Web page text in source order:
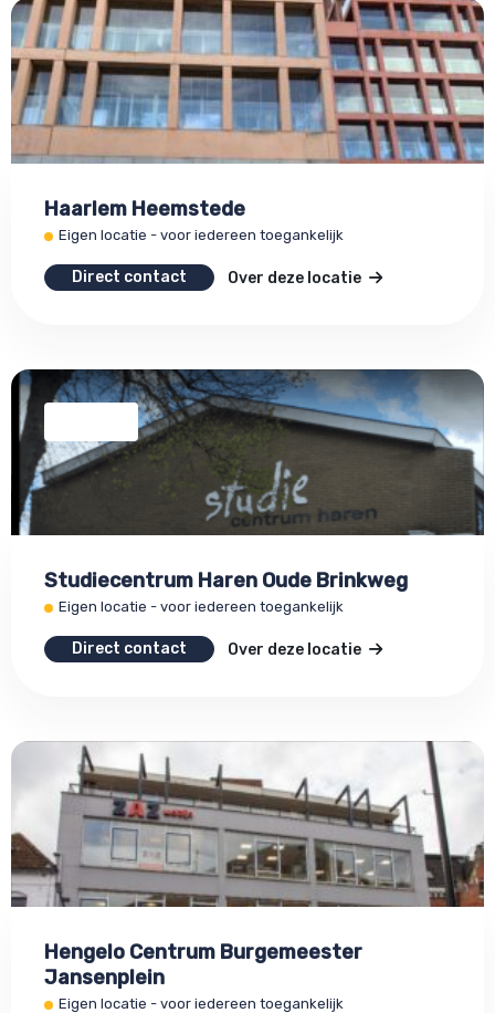
Haarlem Heemstede
Eigen locatie - voor iedereen toegankelijk
Direct contact Over deze locatie
Studiecentrum Haren Oude Brinkweg
Eigen locatie - voor iedereen toegankelijk
Direct contact Over deze locatie
Hengelo Centrum Burgemeester
Jansenplein
Eigen locatie - voor iedereen toegankelijk